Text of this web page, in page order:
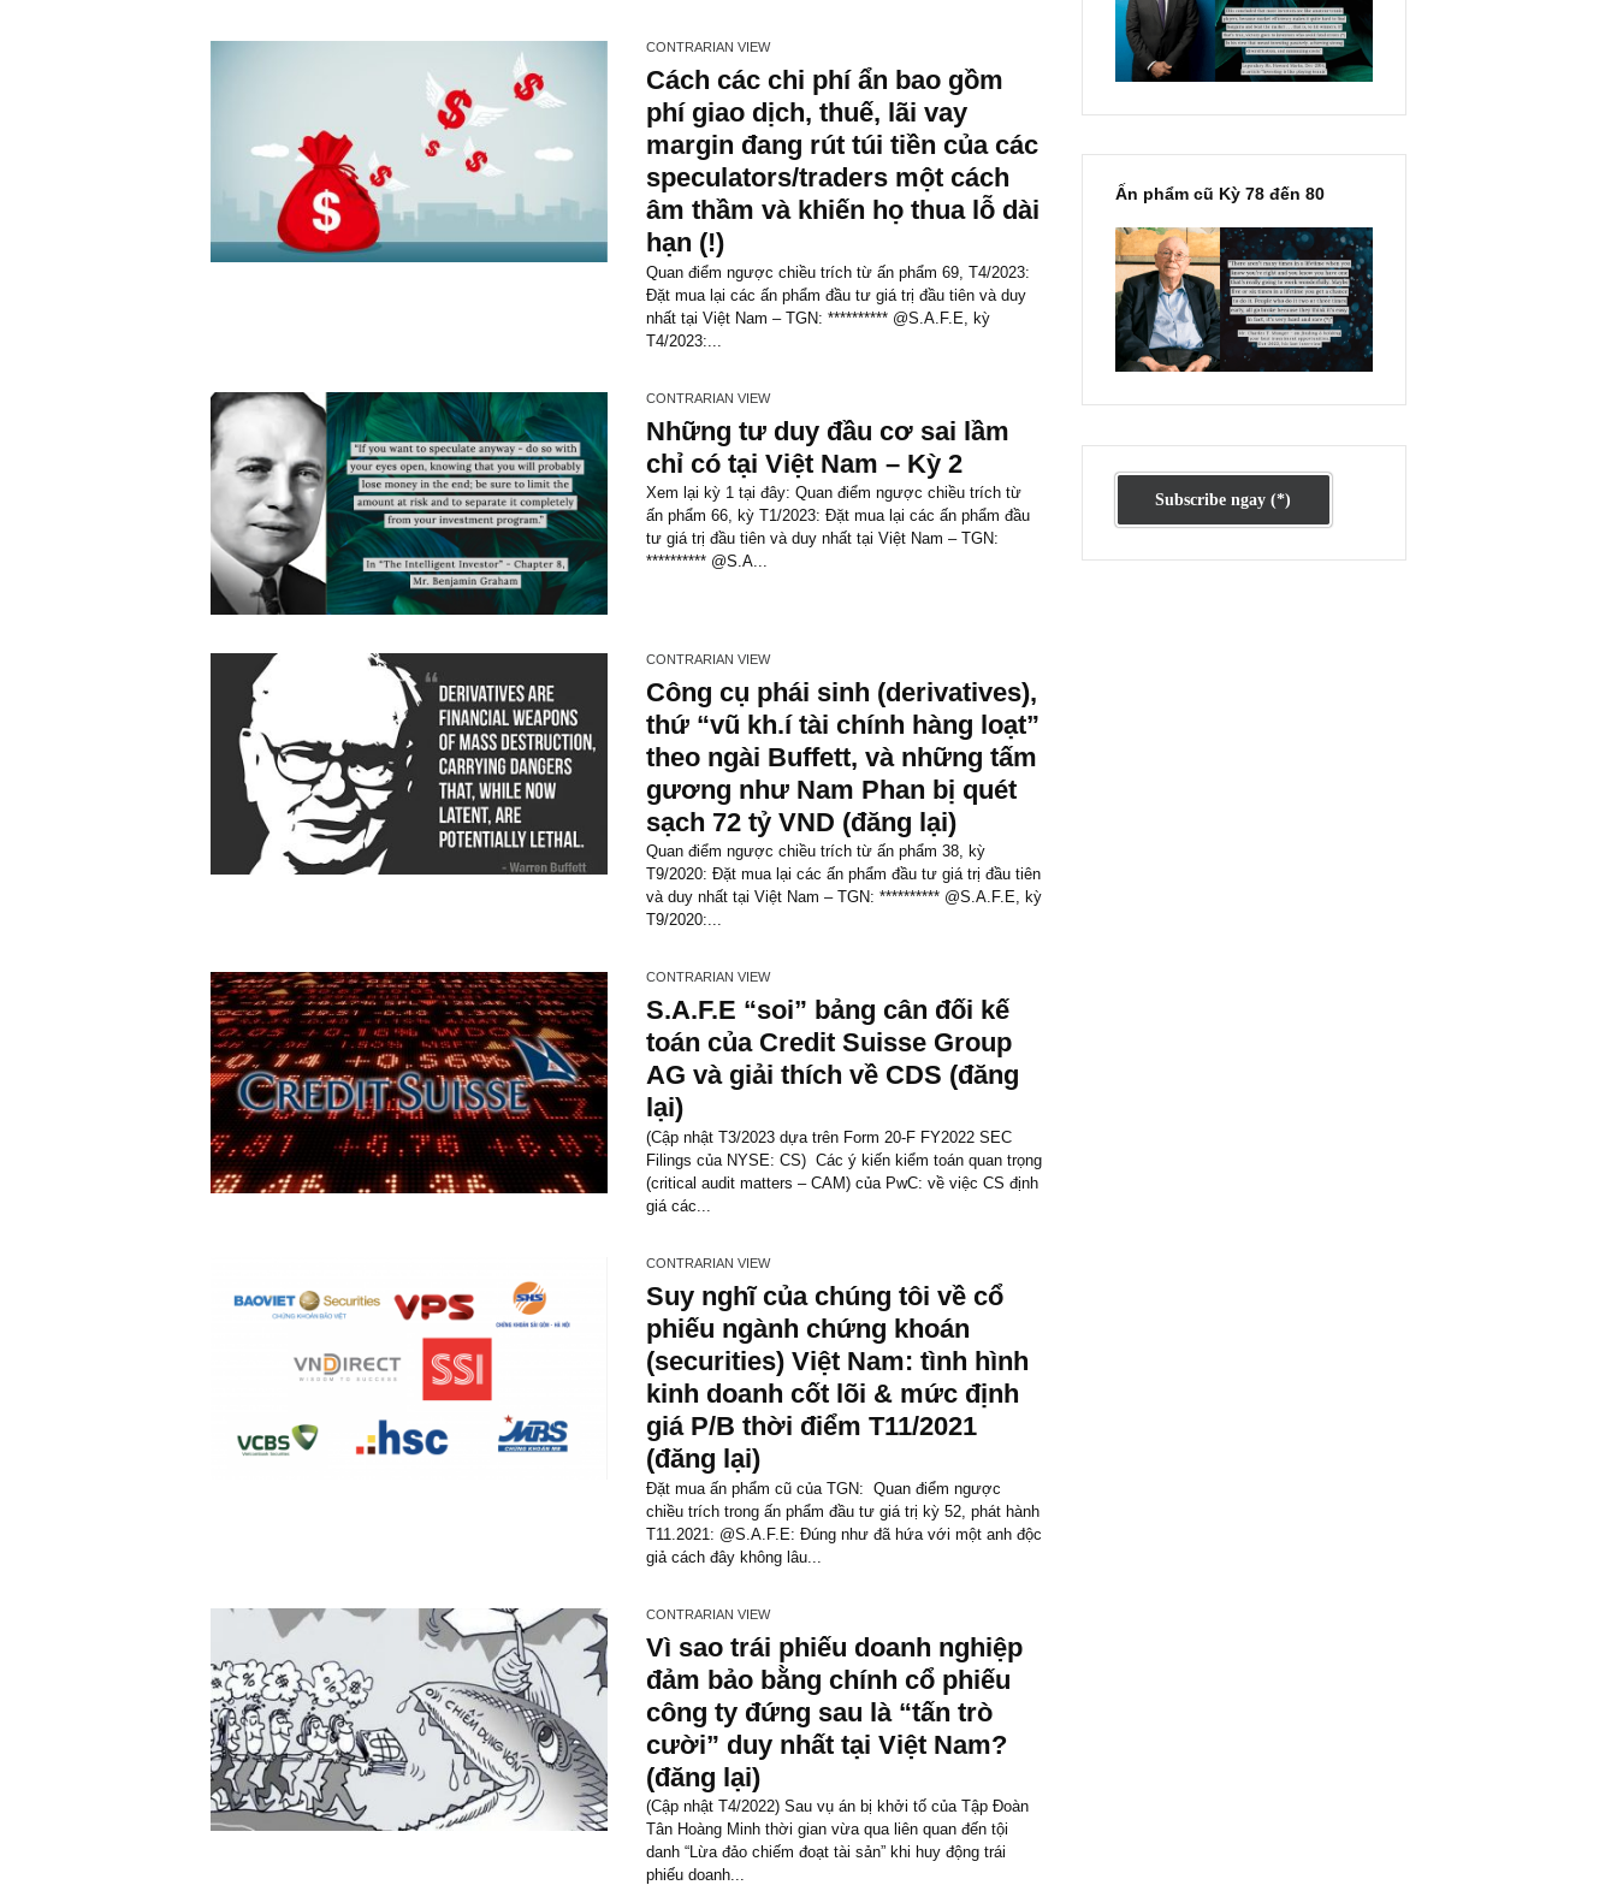
producer” đích thực, vừa gia
nhập thị trường EV Việt Nam?
@Tổng hợp và nghiên cứu nhiều tài liệu từ HKEX
Filings, websites & bài báo về công nghệ của BYD,
đồng thời lược dịch nhiều bài phỏng vấn của cố ngài
Munger về ban lãnh đạo BYD...
CONTRARIAN VIEW
Cách các chi phí ẩn bao gồm
phí giao dịch, thuế, lãi vay
margin đang rút túi tiền của các
speculators/traders một cách
âm thầm và khiến họ thua lỗ dài
hạn (!)
Quan điểm ngược chiều trích từ ấn phẩm 69, T4/2023:
Đặt mua lại các ấn phẩm đầu tư giá trị đầu tiên và duy
nhất tại Việt Nam – TGN: ********** @S.A.F.E, kỳ
CONTRARIAN VIEW
Những tư duy đầu cơ sai lầm
chỉ có tại Việt Nam – Kỳ 2
Xem lại kỳ 1 tại đây: Quan điểm ngược chiều trích từ
ấn phẩm 66, kỳ T1/2023: Đặt mua lại các ấn phẩm đầu
tư giá trị đầu tiên và duy nhất tại Việt Nam – TGN:
********** @S.A...
Công cụ phái sinh (derivatives),
thứ “vũ kh.í tài chính hàng loạt”
theo ngài Buffett, và những tấm
gương như Nam Phan bị quét
sạch 72 tỷ VND (đăng lại)
Quan điểm ngược chiều trích từ ấn phẩm 38, kỳ
T9/2020: Đặt mua lại các ấn phẩm đầu tư giá trị đầu tiên
CONTRARIAN VIEW
S.A.F.E “soi” bảng cân đối kế
toán của Credit Suisse Group
AG và giải thích về CDS (đăng
lại)
(Cập nhật T3/2023 dựa trên Form 20-F FY2022 SEC
Filings của NYSE: CS) Các ý kiến kiểm toán quan trọng
(critical audit matters – CAM) của PwC: về việc CS định
giá các...
CONTRARIAN VIEW
Suy nghĩ của chúng tôi về cổ
phiếu ngành chứng khoán
(securities) Việt Nam: tình hình
kinh doanh cốt lõi & mức định
giá P/B thời điểm T11/2021
(đăng lại)
Đặt mua ấn phẩm cũ của TGN: Quan điểm ngược